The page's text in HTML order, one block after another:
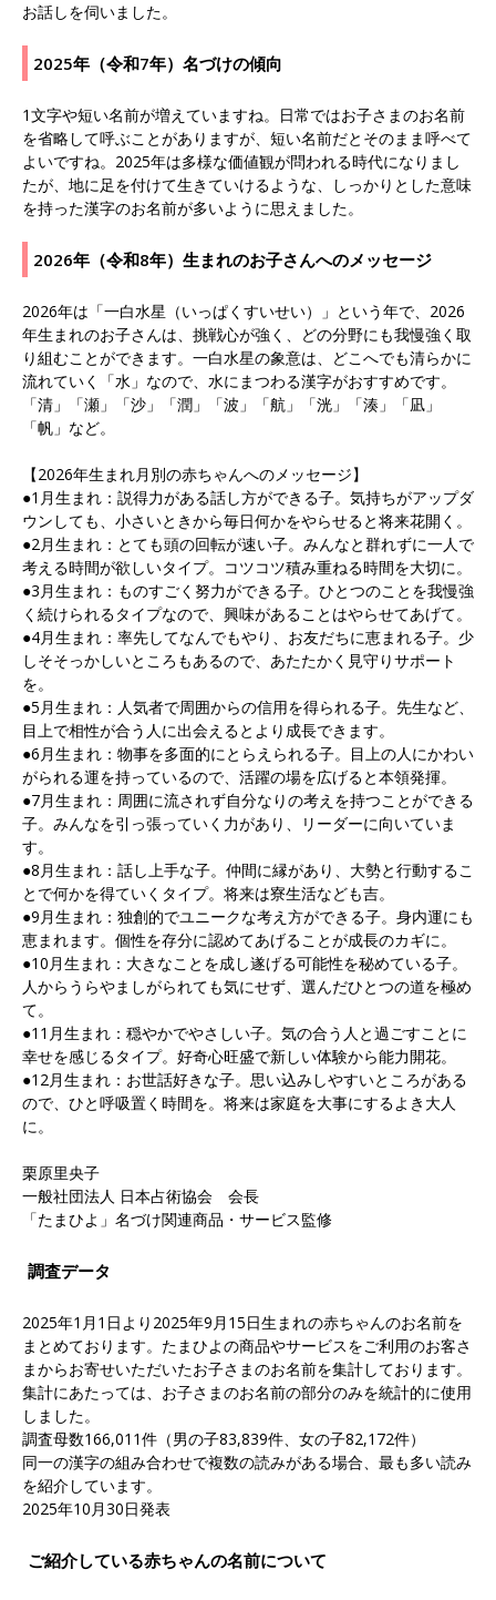
お話しを伺いました。
2025年（令和7年）名づけの傾向
1文字や短い名前が増えていますね。日常ではお子さまのお名前
を省略して呼ぶことがありますが、短い名前だとそのまま呼べて
よいですね。2025年は多様な価値観が問われる時代になりまし
たが、地に足を付けて生きていけるような、しっかりとした意味
を持った漢字のお名前が多いように思えました。
2026年（令和8年）生まれのお子さんへのメッセージ
2026年は「一白水星（いっぱくすいせい）」という年で、2026
年生まれのお子さんは、挑戦心が強く、どの分野にも我慢強く取
り組むことができます。一白水星の象意は、どこへでも清らかに
流れていく「水」なので、水にまつわる漢字がおすすめです。
「清」「瀬」「沙」「潤」「波」「航」「洸」「湊」「凪」
「帆」など。
【2026年生まれ月別の赤ちゃんへのメッセージ】
●1月生まれ：説得力がある話し方ができる子。気持ちがアップダ
ウンしても、小さいときから毎日何かをやらせると将来花開く。
●2月生まれ：とても頭の回転が速い子。みんなと群れずに一人で
考える時間が欲しいタイプ。コツコツ積み重ねる時間を大切に。
●3月生まれ：ものすごく努力ができる子。ひとつのことを我慢強
く続けられるタイプなので、興味があることはやらせてあげて。
●4月生まれ：率先してなんでもやり、お友だちに恵まれる子。少
しそそっかしいところもあるので、あたたかく見守りサポート
を。
●5月生まれ：人気者で周囲からの信用を得られる子。先生など、
目上で相性が合う人に出会えるとより成長できます。
●6月生まれ：物事を多面的にとらえられる子。目上の人にかわい
がられる運を持っているので、活躍の場を広げると本領発揮。
●7月生まれ：周囲に流されず自分なりの考えを持つことができる
子。みんなを引っ張っていく力があり、リーダーに向いていま
す。
●8月生まれ：話し上手な子。仲間に縁があり、大勢と行動するこ
とで何かを得ていくタイプ。将来は寮生活なども吉。
●9月生まれ：独創的でユニークな考え方ができる子。身内運にも
恵まれます。個性を存分に認めてあげることが成長のカギに。
●10月生まれ：大きなことを成し遂げる可能性を秘めている子。
人からうらやましがられても気にせず、選んだひとつの道を極め
て。
●11月生まれ：穏やかでやさしい子。気の合う人と過ごすことに
幸せを感じるタイプ。好奇心旺盛で新しい体験から能力開花。
●12月生まれ：お世話好きな子。思い込みしやすいところがある
ので、ひと呼吸置く時間を。将来は家庭を大事にするよき大人
に。
栗原里央子
一般社団法人 日本占術協会 会長
「たまひよ」名づけ関連商品・サービス監修
調査データ
2025年1月1日より2025年9月15日生まれの赤ちゃんのお名前を
まとめております。たまひよの商品やサービスをご利用のお客さ
まからお寄せいただいたお子さまのお名前を集計しております。
集計にあたっては、お子さまのお名前の部分のみを統計的に使用
しました。
調査母数166,011件（男の子83,839件、女の子82,172件）
同一の漢字の組み合わせで複数の読みがある場合、最も多い読み
を紹介しています。
2025年10月30日発表
ご紹介している赤ちゃんの名前について